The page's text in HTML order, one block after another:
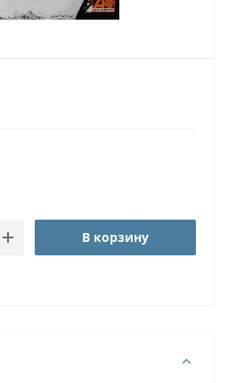
В корзину